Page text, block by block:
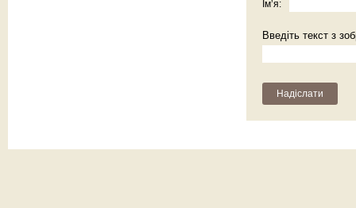
Імʼя:
Введіть текст з